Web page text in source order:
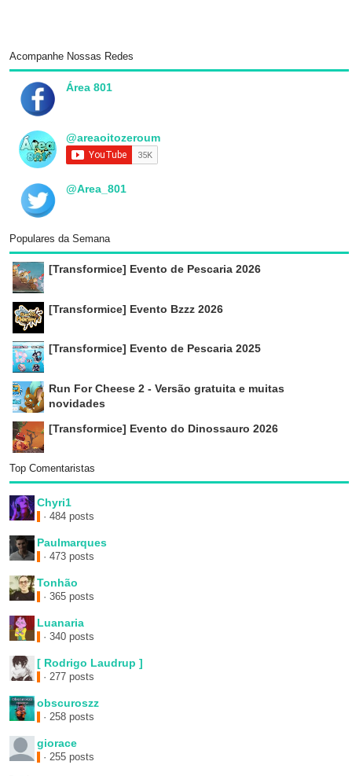
Acompanhe Nossas Redes
Área 801
@areaoitozeroum
@Area_801
Populares da Semana
[Transformice] Evento de Pescaria 2026
[Transformice] Evento Bzzz 2026
[Transformice] Evento de Pescaria 2025
Run For Cheese 2 - Versão gratuita e muitas
novidades
[Transformice] Evento do Dinossauro 2026
Top Comentaristas
Chyri1
· 484 posts
Paulmarques
· 473 posts
Tonhão
· 365 posts
Luanaria
· 340 posts
[ Rodrigo Laudrup ]
· 277 posts
obscuroszz
· 258 posts
giorace
· 255 posts